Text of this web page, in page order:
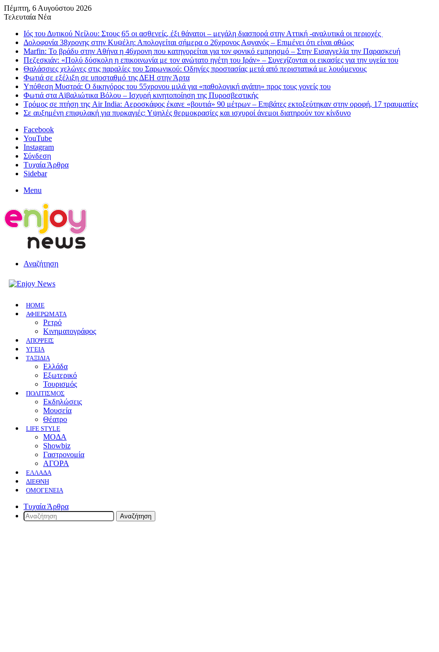
Πέμπτη, 6 Αυγούστου 2026
Τελευταία Νέα
Ιός του Δυτικού Νείλου: Στους 65 οι ασθενείς, έξι θάνατοι – μεγάλη διασπορά στην Αττική -αναλυτικά οι περιοχές
Δολοφονία 38χρονης στην Κυψέλη: Απολογείται σήμερα ο 26χρονος Αφγανός – Επιμένει ότι είναι αθώος
Marfin: Το βράδυ στην Αθήνα η 46χρονη που κατηγορείται για τον φονικό εμπρησμό – Στην Εισαγγελία την Παρασκευή
Πεζεσκιάν: «Πολύ δύσκολη η επικοινωνία με τον ανώτατο ηγέτη του Ιράν» – Συνεχίζονται οι εικασίες για την υγεία του
Θαλάσσιες χελώνες στις παραλίες του Σαρωνικού: Οδηγίες προστασίας μετά από περιστατικά με λουόμενους
Φωτιά σε εξέλιξη σε υποσταθμό της ΔΕΗ στην Άρτα
Υπόθεση Μυστρά: Ο δικηγόρος του 55χρονου μιλά για «παθολογική αγάπη» προς τους γονείς του
Φωτιά στα Αϊβαλιώτικα Βόλου – Ισχυρή κινητοποίηση της Πυροσβεστικής
Τρόμος σε πτήση της Air India: Αεροσκάφος έκανε «βουτιά» 90 μέτρων – Επιβάτες εκτοξεύτηκαν στην οροφή, 17 τραυματίες
Σε αυξημένη επιφυλακή για πυρκαγιές: Υψηλές θερμοκρασίες και ισχυροί άνεμοι διατηρούν τον κίνδυνο
Facebook
YouTube
Instagram
Σύνδεση
Τυχαία Άρθρα
Sidebar
Menu
Αναζήτηση
HOME
ΑΦΙΕΡΩΜΑΤΑ
Ρετρό
Κινηματογράφος
ΑΠΟΨΕΙΣ
ΥΓΕΙΑ
ΤΑΞΙΔΙΑ
Ελλάδα
Εξωτερικό
Τουρισμός
ΠΟΛΙΤΙΣΜΟΣ
Eκδηλώσεις
Mουσεία
Θέατρο
LIFE STYLE
ΜΟΔΑ
Showbiz
Γαστρονομία
ΑΓΟΡΑ
ΕΛΛΆΔΑ
ΔΙΕΘΝΉ
ΟΜΟΓΈΝΕΙΑ
Τυχαία Άρθρα
Αναζήτηση